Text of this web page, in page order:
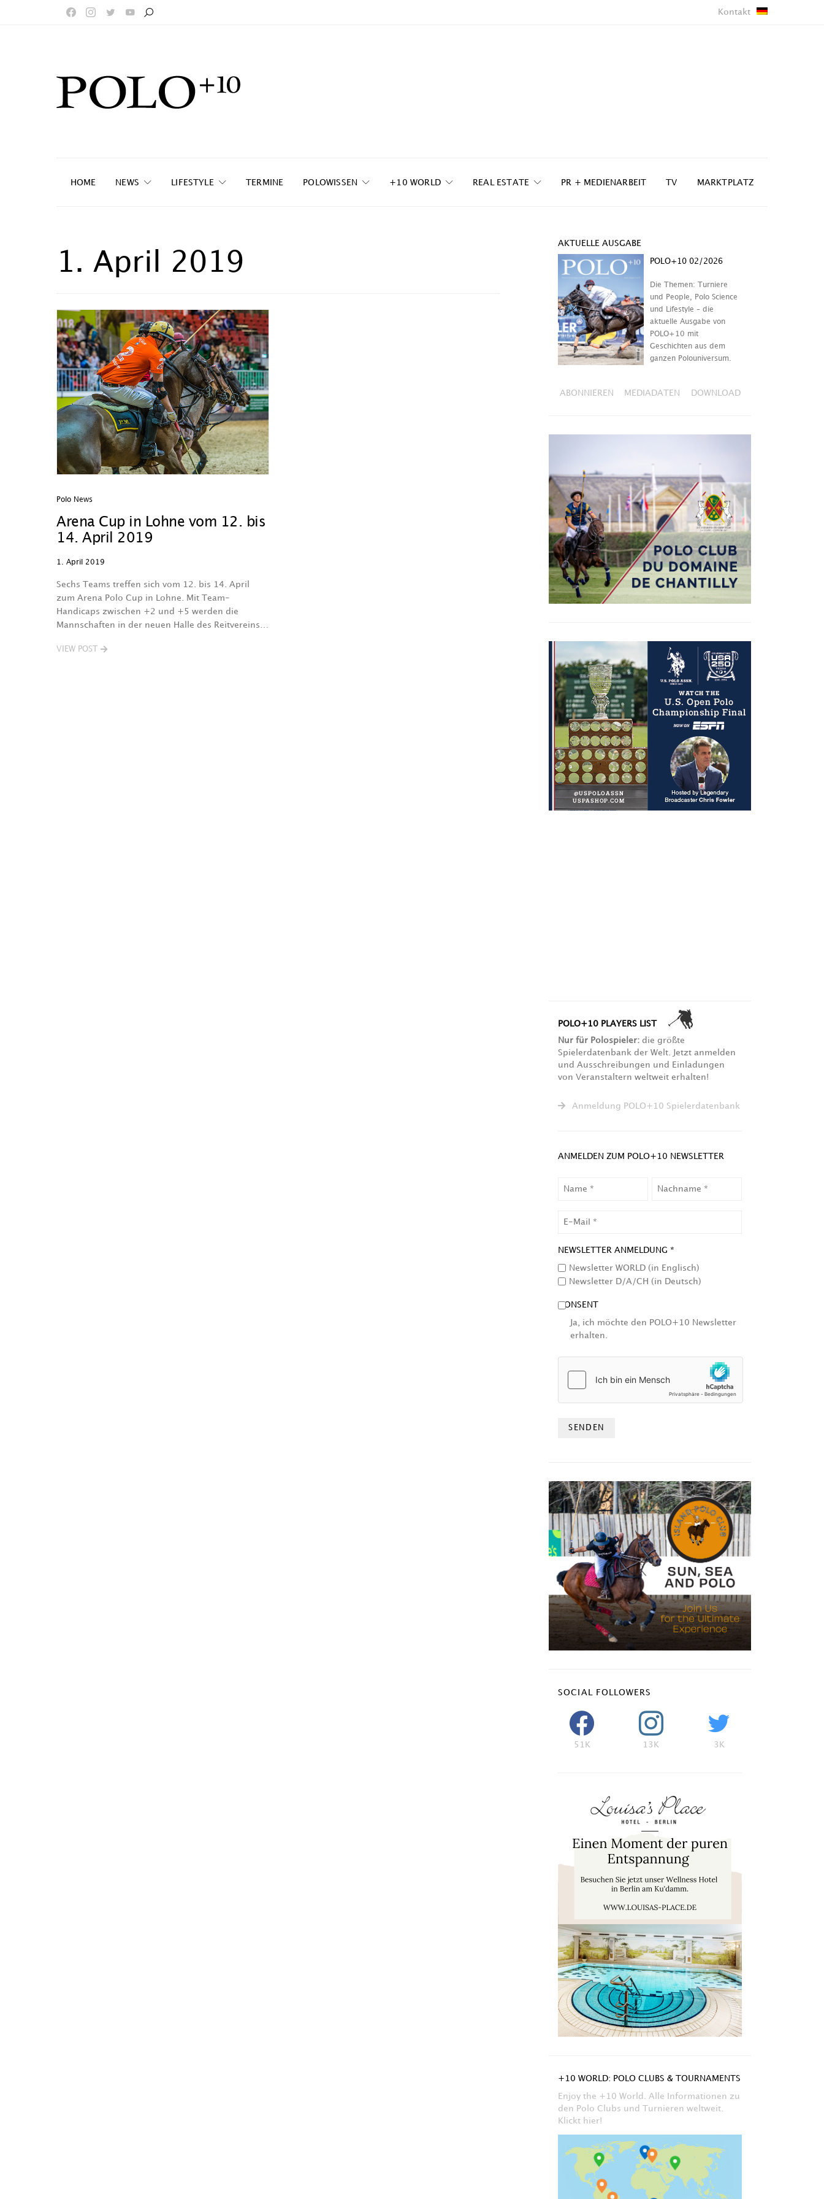
Kontakt
HOME NEWS LIFESTYLE TERMINE POLOWISSEN +10 WORLD REAL ESTATE PR + MEDIENARBEIT TV MARKTPLATZ
1. April 2019
Polo News
Arena Cup in Lohne vom 12. bis
14. April 2019
1. April 2019
Sechs Teams treffen sich vom 12. bis 14. April
zum Arena Polo Cup in Lohne. Mit Team-
Handicaps zwischen +2 und +5 werden die
Mannschaften in der neuen Halle des Reitvereins…
VIEW POST
AKTUELLE AUSGABE
POLO+10 02/2026
Die Themen: Turniere
und People, Polo Science
und Lifestyle – die
aktuelle Ausgabe von
POLO+10 mit
Geschichten aus dem
ganzen Polouniversum.
ABONNIEREN MEDIADATEN DOWNLOAD
POLO+10 PLAYERS LIST
Nur für Polospieler: die größte
Spielerdatenbank der Welt. Jetzt anmelden
und Ausschreibungen und Einladungen
von Veranstaltern weltweit erhalten!
Anmeldung POLO+10 Spielerdatenbank
ANMELDEN ZUM POLO+10 NEWSLETTER
NEWSLETTER ANMELDUNG *
Newsletter WORLD (in Englisch)
Newsletter D/A/CH (in Deutsch)
CONSENT
Ja, ich möchte den POLO+10 Newsletter
erhalten.
SOCIAL FOLLOWERS
51K 13K 3K
+10 WORLD: POLO CLUBS & TOURNAMENTS
Enjoy the +10 World. Alle Informationen zu
den Polo Clubs und Turnieren weltweit.
Klickt hier!